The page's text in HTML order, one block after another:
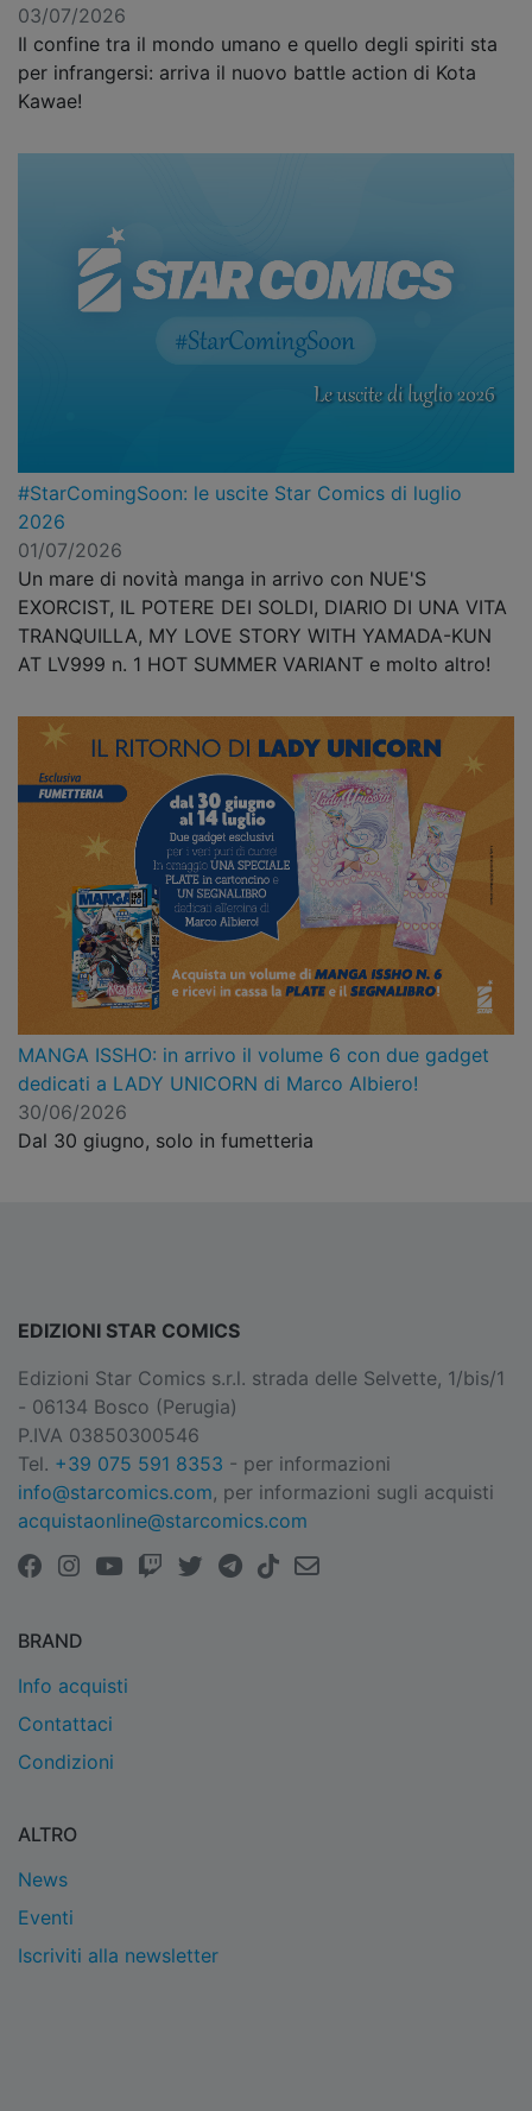
03/07/2026
Il confine tra il mondo umano e quello degli spiriti sta
per infrangersi: arriva il nuovo battle action di Kota
Kawae!
#StarComingSoon: le uscite Star Comics di luglio
2026
01/07/2026
Un mare di novità manga in arrivo con NUE'S
EXORCIST, IL POTERE DEI SOLDI, DIARIO DI UNA VITA
TRANQUILLA, MY LOVE STORY WITH YAMADA-KUN
AT LV999 n. 1 HOT SUMMER VARIANT e molto altro!
MANGA ISSHO: in arrivo il volume 6 con due gadget
dedicati a LADY UNICORN di Marco Albiero!
30/06/2026
Dal 30 giugno, solo in fumetteria
EDIZIONI STAR COMICS
Edizioni Star Comics s.r.l. strada delle Selvette, 1/bis/1
- 06134 Bosco (Perugia)
P.IVA 03850300546
Tel. +39 075 591 8353 - per informazioni
info@starcomics.com, per informazioni sugli acquisti
acquistaonline@starcomics.com
BRAND
Info acquisti
Contattaci
Condizioni
ALTRO
News
Eventi
Iscriviti alla newsletter